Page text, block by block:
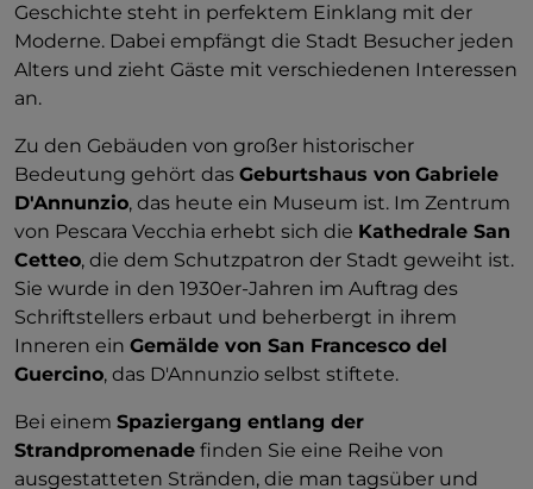
Geschichte steht in perfektem Einklang mit der
Moderne. Dabei empfängt die Stadt Besucher jeden
Alters und zieht Gäste mit verschiedenen Interessen
an.
Zu den Gebäuden von großer historischer
Bedeutung gehört das Geburtshaus von Gabriele
D'Annunzio, das heute ein Museum ist. Im Zentrum
von Pescara Vecchia erhebt sich die Kathedrale San
Cetteo, die dem Schutzpatron der Stadt geweiht ist.
Sie wurde in den 1930er-Jahren im Auftrag des
Schriftstellers erbaut und beherbergt in ihrem
Inneren ein Gemälde von San Francesco del
Guercino, das D'Annunzio selbst stiftete.
Bei einem Spaziergang entlang der
Strandpromenade finden Sie eine Reihe von
ausgestatteten Stränden, die man tagsüber und